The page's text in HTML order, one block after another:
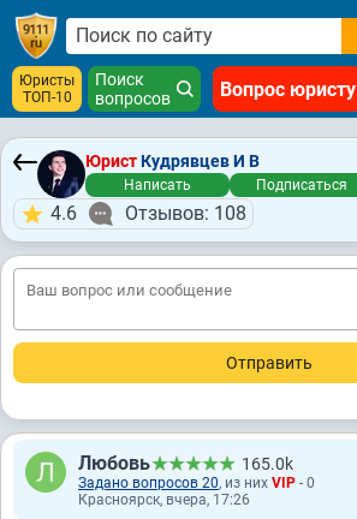
Юристы
ТОП-10
Поиск
вопросов
Вопрос юристу
Юрист Кудрявцев И В
Написать Подписаться
4.6 Отзывов: 108
Любовь 165.0k
Задано вопросов 20, из них VIP - 0
Красноярск, вчера, 17:26